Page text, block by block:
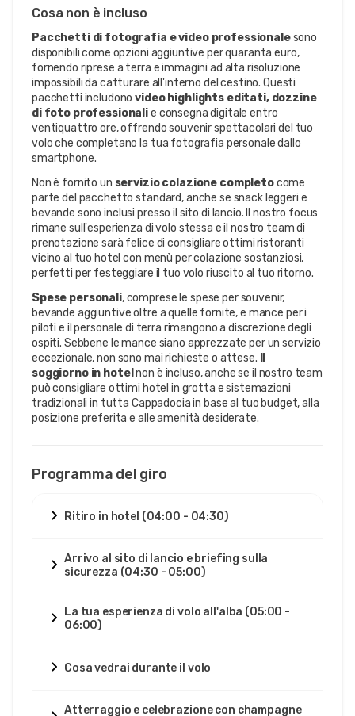
Cosa non è incluso
Pacchetti di fotografia e video professionalesono
disponibili come opzioni aggiuntive per quaranta euro,
fornendo riprese a terra e immagini ad alta risoluzione
impossibili da catturare all'interno del cestino. Questi
pacchetti includonovideo highlights editati, dozzine
di foto professionalie consegna digitale entro
ventiquattro ore, offrendo souvenir spettacolari del tuo
volo che completano la tua fotografia personale dallo
smartphone.
Non è fornito un servizio colazione completocome
parte del pacchetto standard, anche se snack leggeri e
bevande sono inclusi presso il sito di lancio. Il nostro focus
rimane sull'esperienza di volo stessa e il nostro team di
prenotazione sarà felice di consigliare ottimi ristoranti
vicino al tuo hotel con menù per colazione sostanziosi,
perfetti per festeggiare il tuo volo riuscito al tuo ritorno.
Spese personali, comprese le spese per souvenir,
bevande aggiuntive oltre a quelle fornite, e mance per i
piloti e il personale di terra rimangono a discrezione degli
ospiti. Sebbene le mance siano apprezzate per un servizio
eccezionale, non sono mai richieste o attese.
soggiorno in hotel non è incluso, anche se il nostro team
può consigliare ottimi hotel in grotta e sistemazioni
tradizionali in tutta Cappadocia in base al tuo budget, alla
posizione preferita e alle amenità desiderate.
Programma del giro
Ritiro in hotel (04:00 - 04:30)
Arrivo al sito di lancio e briefing sulla
sicurezza (04:30 - 05:00)
La tua esperienza di volo all'alba (05:00 -
06:00)
Cosa vedrai durante il volo
Atterraggio e celebrazione con champagne